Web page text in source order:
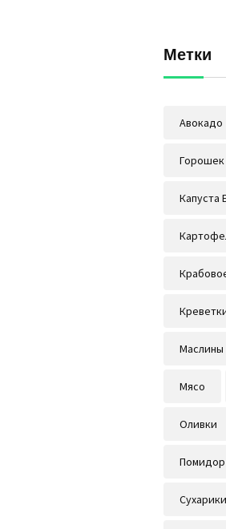
Метки
Авокадо
Горошек
Капуста
Маслины
Мясо
Оливки
Помидор
Сухарики